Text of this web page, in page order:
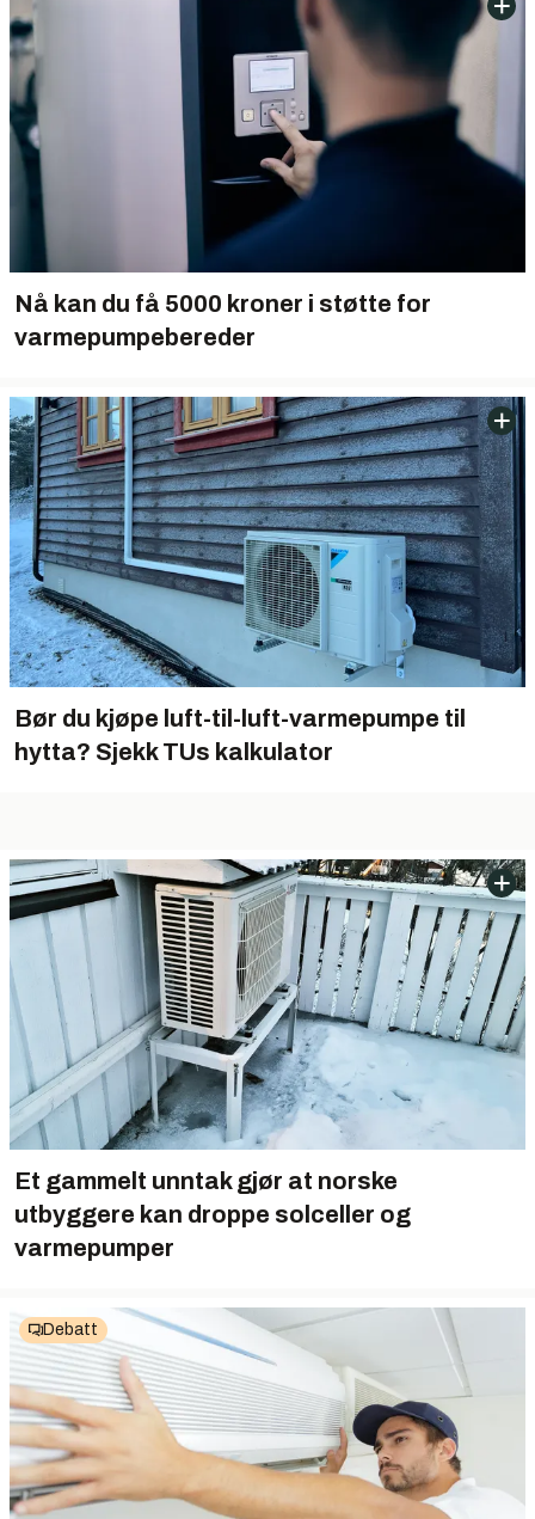
Nå kan du få 5000 kroner i støtte for
varmepumpebereder
Bør du kjøpe luft-til-luft-varmepumpe til
hytta? Sjekk TUs kalkulator
Et gammelt unntak gjør at norske
utbyggere kan droppe solceller og
varmepumper
Debatt